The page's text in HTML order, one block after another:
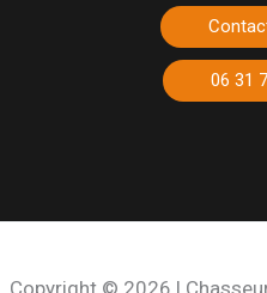
06 31
Copyright © 2026 |